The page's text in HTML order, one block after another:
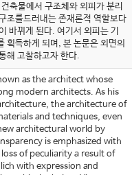
축물에서 구조체와 외피가 분리
조를드러내는 존재론적 역할보다
바뀌게 된다. 여기서 외피는 기
획득하게 되며, 본 논문은 외면의
해 고찰하고자 한다.
as the architect whose
modern architects. As his
the architecture of
and techniques, even
architectural world by
is emphasized with
of peculiarity a result of
with expression and